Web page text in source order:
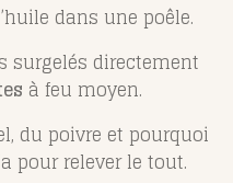
dans une poêle.
surgelés directement
à feu moyen.
du poivre et pourquoi
pour relever le tout.